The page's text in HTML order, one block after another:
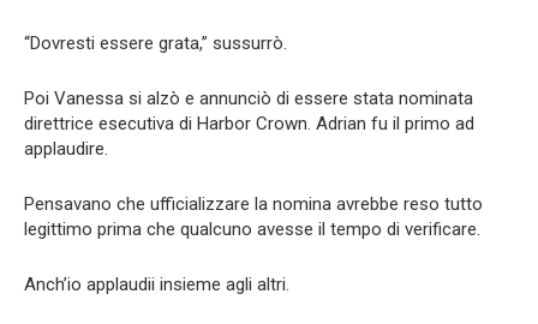
“Dovresti essere grata,” sussurrò.
Poi Vanessa si alzò e annunciò di essere stata nominata
direttrice esecutiva di Harbor Crown. Adrian fu il primo ad
applaudire.
Pensavano che ufficializzare la nomina avrebbe reso tutto
legittimo prima che qualcuno avesse il tempo di verificare.
Anch’io applaudii insieme agli altri.